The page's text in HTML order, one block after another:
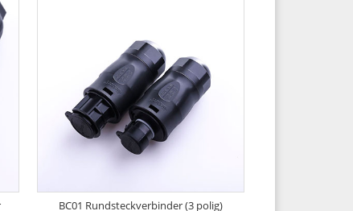
BC01 Rundsteckverbinder (3 polig)